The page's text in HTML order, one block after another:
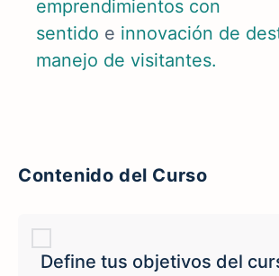
emprendimientos con
sentido e innovación de
manejo de visitantes.
Contenido del Curso
Define tus objetivos del